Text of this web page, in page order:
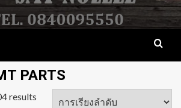
PARTS
results